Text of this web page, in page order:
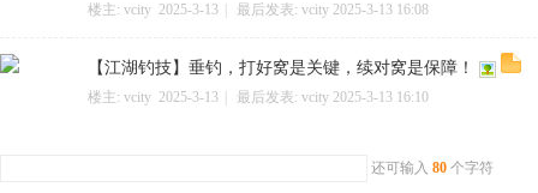
楼主: vcity 2025-3-13 最后发表: vcity 2025-3-13 16:08
【江湖钓技】垂钓，打好窝是关键，续对窝是保障！
楼主: vcity 2025-3-13 最后发表: vcity 2025-3-13 16:10
还可输入 80 个字符